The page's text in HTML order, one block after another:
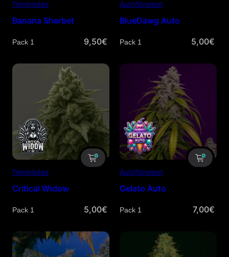
Féminisées
Banana Sherbet
Quantité 9,50€
Autofloraison
BlueDawg Auto
Quantité 5,00€
Féminisées
Critical Widow
Quantité 5,00€
Autofloraison
Gelato Auto
Quantité 7,00€